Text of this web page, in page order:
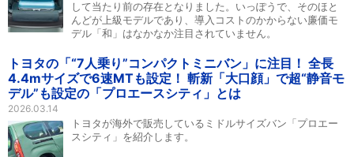
して当たり前の存在となりました。いっぽうで、そのほと
んどが上級モデルであり、導入コストのかからない廉価モ
デル「和」はなかなか注目されていません。
トヨタの「“7人乗り”コンパクトミニバン」に注目！ 全長
4.4mサイズで6速MTも設定！ 斬新「大口顔」で超“静音モ
デル”も設定の「プロエースシティ」とは
2026.03.14
トヨタが海外で販売しているミドルサイズバン「プロエー
スシティ」を紹介します。